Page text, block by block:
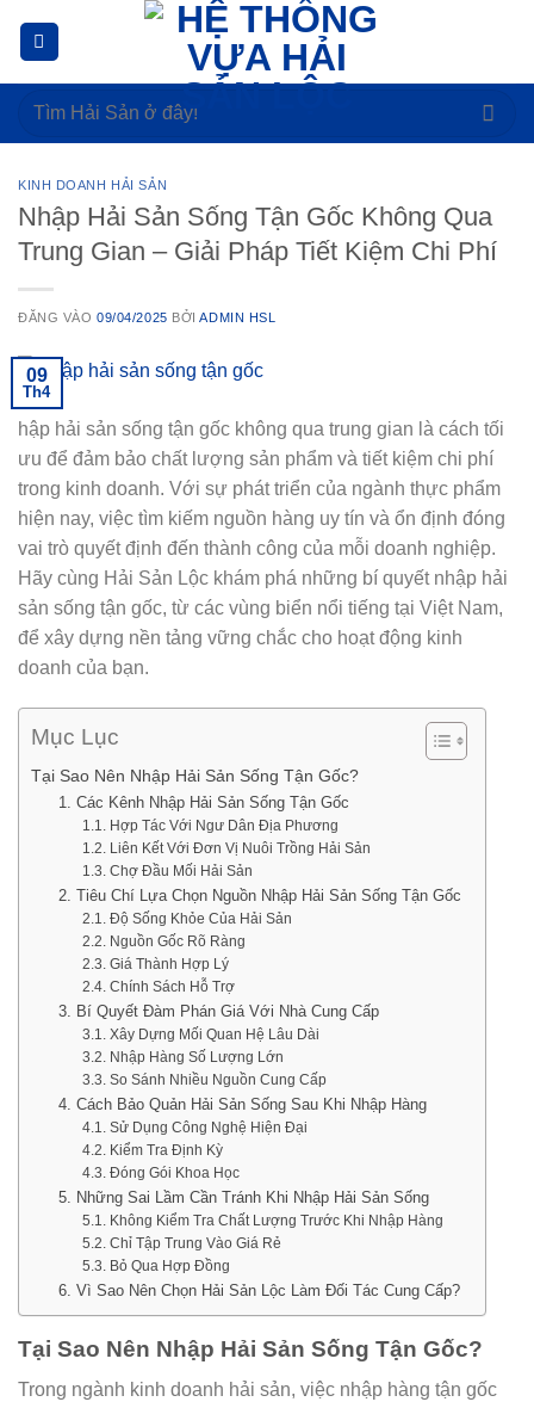
dung
Tìm
KINH DOANH HẢI SẢN
Nhập Hải Sản Sống Tận Gốc Không Qua
Trung Gian – Giải Pháp Tiết Kiệm Chi Phí
ĐĂNG VÀO09/04/2025 BỞIADMIN HSL
09
Th4
hập hải sản sống tận gốc không qua trung gian là cách tối
ưu để đảm bảo chất lượng sản phẩm và tiết kiệm chi phí
trong kinh doanh. Với sự phát triển của ngành thực phẩm
hiện nay, việc tìm kiếm nguồn hàng uy tín và ổn định đóng
vai trò quyết định đến thành công của mỗi doanh nghiệp.
Hãy cùng Hải Sản Lộc khám phá những bí quyết nhập hải
sản sống tận gốc, từ các vùng biển nổi tiếng tại Việt Nam,
để xây dựng nền tảng vững chắc cho hoạt động kinh
doanh của bạn.
Mục Lục
Tại Sao Nên Nhập Hải Sản Sống Tận Gốc?
1. Các Kênh Nhập Hải Sản Sống Tận Gốc
1.1. Hợp Tác Với Ngư Dân Địa Phương
1.2. Liên Kết Với Đơn Vị Nuôi Trồng Hải Sản
1.3. Chợ Đầu Mối Hải Sản
2. Tiêu Chí Lựa Chọn Nguồn Nhập Hải Sản Sống Tận Gốc
2.1. Độ Sống Khỏe Của Hải Sản
2.2. Nguồn Gốc Rõ Ràng
2.3. Giá Thành Hợp Lý
2.4. Chính Sách Hỗ Trợ
3. Bí Quyết Đàm Phán Giá Với Nhà Cung Cấp
3.1. Xây Dựng Mối Quan Hệ Lâu Dài
3.2. Nhập Hàng Số Lượng Lớn
3.3. So Sánh Nhiều Nguồn Cung Cấp
4. Cách Bảo Quản Hải Sản Sống Sau Khi Nhập Hàng
4.1. Sử Dụng Công Nghệ Hiện Đại
4.2. Kiểm Tra Định Kỳ
4.3. Đóng Gói Khoa Học
5. Những Sai Lầm Cần Tránh Khi Nhập Hải Sản Sống
5.1. Không Kiểm Tra Chất Lượng Trước Khi Nhập Hàng
5.2. Chỉ Tập Trung Vào Giá Rẻ
5.3. Bỏ Qua Hợp Đồng
6. Vì Sao Nên Chọn Hải Sản Lộc Làm Đối Tác Cung Cấp?
Tại Sao Nên Nhập Hải Sản Sống Tận Gốc?
Trong ngành kinh doanh hải sản, việc nhập hàng tận gốc